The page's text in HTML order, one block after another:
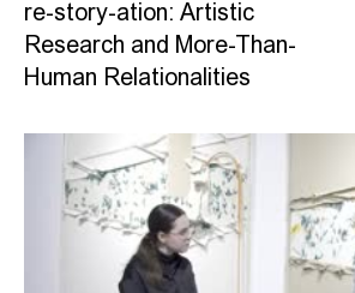
re-story-ation: Artistic
Research and More-Than-
Human Relationalities